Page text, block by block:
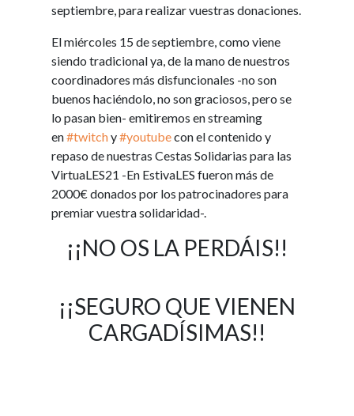
septiembre, para realizar vuestras donaciones.
El miércoles 15 de septiembre, como viene
siendo tradicional ya, de la mano de nuestros
coordinadores más disfuncionales -no son
buenos haciéndolo, no son graciosos, pero se
lo pasan bien- emitiremos en streaming
en#twitchy#youtubecon el contenido y
repaso de nuestras Cestas Solidarias para las
VirtuaLES21 -En EstivaLES fueron más de
2000€ donados por los patrocinadores para
premiar vuestra solidaridad-.
¡¡NO OS LA PERDÁIS!!
¡¡SEGURO QUE VIENEN
CARGADÍSIMAS!!